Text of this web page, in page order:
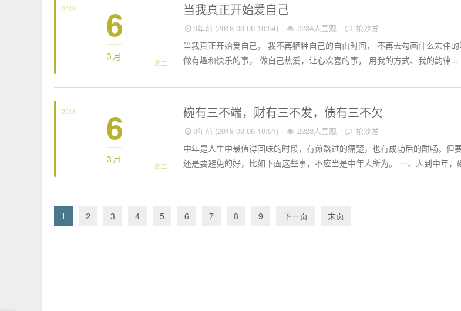
2018 6
3月
周二
当我真正开始爱自己
9年前 (2018-03-06 10:54) 2234人围观 抢沙发
当我真正开始爱自己， 我不再牺牲自己的自由时间， 不再去勾画什么宏伟
做有趣和快乐的事， 做自己热爱，让心欢喜的事， 用我的方式、我的韵律...
2018 6
3月
周二
碗有三不端，财有三不发，债有三不欠
9年前 (2018-03-06 10:51) 2323人围观 抢沙发
中年是人生中最值得回味的时段，有煎熬过的痛楚，也有成功后的酣畅。但
还是要避免的好，比如下面这些事，不应当是中年人所为。 一、人到中年，
1 2 3 4 5 6 7 8 9 下一页 末页